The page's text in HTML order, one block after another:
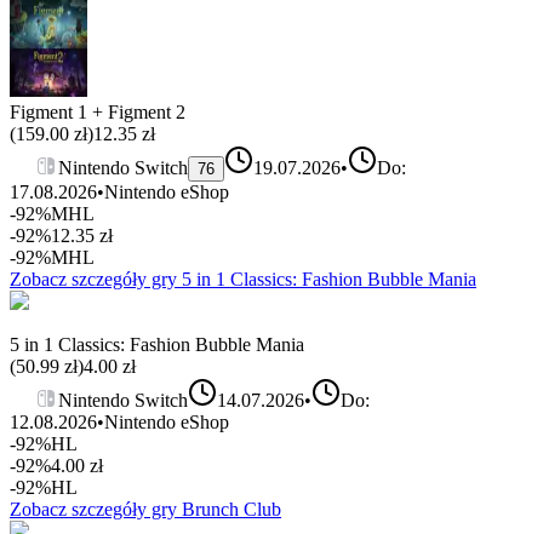
Figment 1 + Figment 2
(159.00 zł)12.35 zł
Nintendo Switch 76 19.07.2026•
Do:
17.08.2026•Nintendo eShop
-92%MHL
-92%12.35 zł
-92%MHL
Zobacz szczegóły gry 5 in 1 Classics: Fashion Bubble Mania
5 in 1 Classics: Fashion Bubble Mania
(50.99 zł)4.00 zł
Nintendo Switch
14.07.2026•
Do:
12.08.2026•Nintendo eShop
-92%HL
-92%4.00 zł
-92%HL
Zobacz szczegóły gry Brunch Club